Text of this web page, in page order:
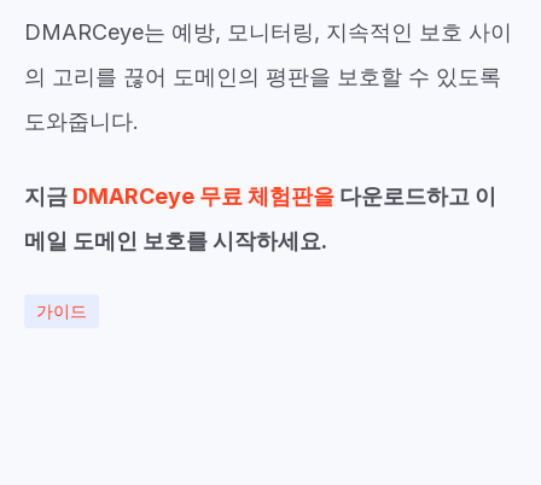
DMARCeye는 예방, 모니터링, 지속적인 보호 사이
의 고리를 끊어 도메인의 평판을 보호할 수 있도록
도와줍니다.
지금 DMARCeye 무료 체험판을 다운로드하고 이
메일 도메인 보호를 시작하세요.
가이드